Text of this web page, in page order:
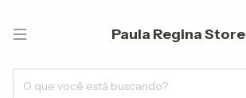
Paula Regina Store